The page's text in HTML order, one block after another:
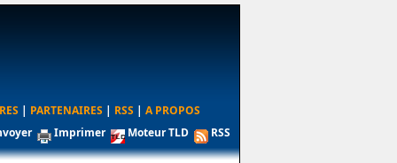
| PARTENAIRES | RSS | A PROPOS
Imprimer Moteur TLD RSS